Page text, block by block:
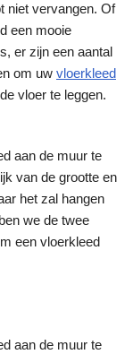
niet vervangen. Of
een mooie
er zijn een aantal
om uw vloerkleed
vloer te leggen.
aan de muur te
van de grootte en
het zal hangen
we de twee
een vloerkleed
aan de muur te